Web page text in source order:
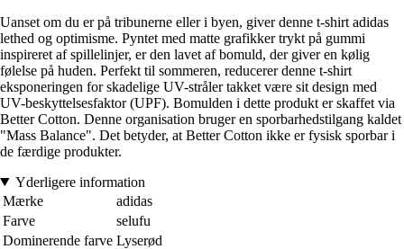
Uanset om du er på tribunerne eller i byen, giver denne t-shirt adidas
lethed og optimisme. Pyntet med matte grafikker trykt på gummi
inspireret af spillelinjer, er den lavet af bomuld, der giver en kølig
følelse på huden. Perfekt til sommeren, reducerer denne t-shirt
eksponeringen for skadelige UV-stråler takket være sit design med
UV-beskyttelsesfaktor (UPF). Bomulden i dette produkt er skaffet via
Better Cotton. Denne organisation bruger en sporbarhedstilgang kaldet
"Mass Balance". Det betyder, at Better Cotton ikke er fysisk sporbar i
de færdige produkter.
Yderligere information
Mærke
adidas
Farve
selufu
Dominerende farve Lyserød